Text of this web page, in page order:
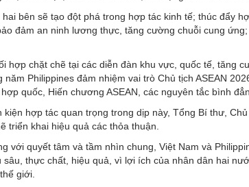
bên sẽ tạo đột phá trong hợp tác kinh tế; thúc đẩy
đảm an ninh lương thực, tăng cường chuỗi cung
hợp chặt chẽ tại các diễn đàn khu vực, quốc tế, tăng
năm Philippines đảm nhiệm vai trò Chủ tịch ASEAN
quốc, Hiến chương ASEAN, các nguyên tắc bình
kiện hợp tác quan trọng trong dịp này, Tổng Bí thư,
triển khai hiệu quả các thỏa thuận.
với quyết tâm và tầm nhìn chung, Việt Nam và
thực chất, hiệu quả, vì lợi ích của nhân dân hai
giới.